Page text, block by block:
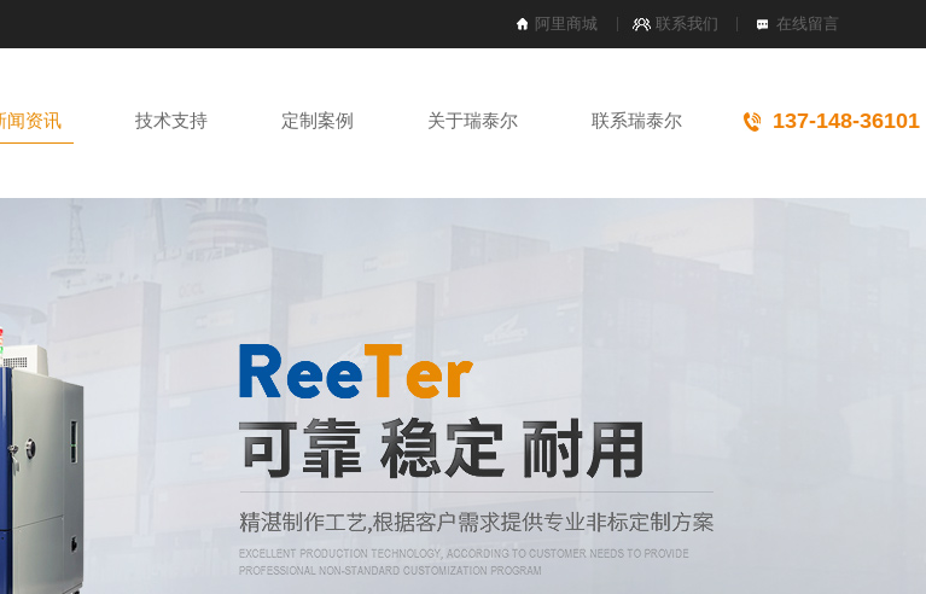
阿里商城 联系我们 在线留言
闻资讯 技术支持 定制案例 关于瑞泰尔 联系瑞泰尔 137-148-36101